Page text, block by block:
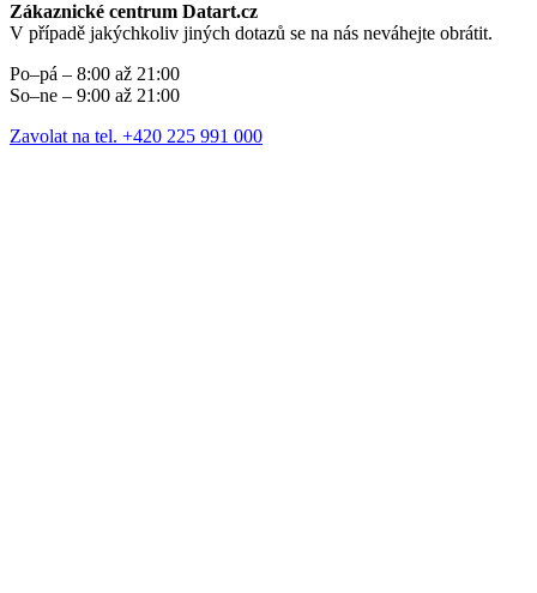
Zákaznické centrum Datart.cz
V případě jakýchkoliv jiných dotazů se na nás neváhejte obrátit.
Po–pá – 8:00 až 21:00
So–ne – 9:00 až 21:00
Zavolat na tel. +420 225 991 000